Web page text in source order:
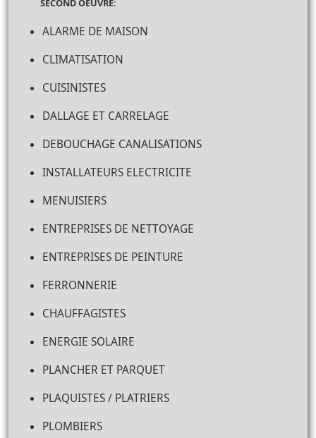
SECOND OEUVRE:
ALARME DE MAISON
CLIMATISATION
CUISINISTES
DALLAGE ET CARRELAGE
DEBOUCHAGE CANALISATIONS
INSTALLATEURS ELECTRICITE
MENUISIERS
ENTREPRISES DE NETTOYAGE
ENTREPRISES DE PEINTURE
FERRONNERIE
CHAUFFAGISTES
ENERGIE SOLAIRE
PLANCHER ET PARQUET
PLAQUISTES / PLATRIERS
PLOMBIERS